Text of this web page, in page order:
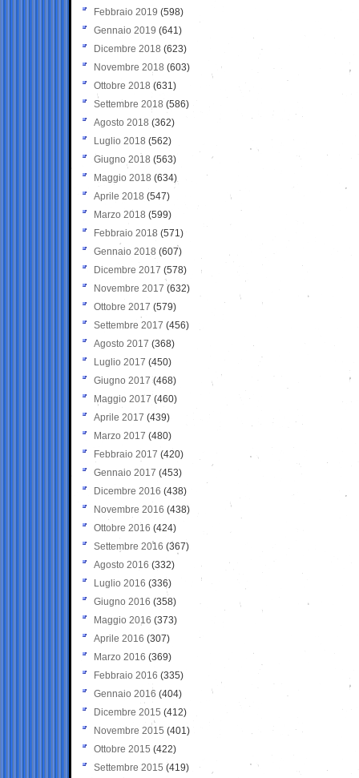
Febbraio 2019 (598)
Gennaio 2019 (641)
Dicembre 2018 (623)
Novembre 2018 (603)
Ottobre 2018 (631)
Settembre 2018 (586)
Agosto 2018 (362)
Luglio 2018 (562)
Giugno 2018 (563)
Maggio 2018 (634)
Aprile 2018 (547)
Marzo 2018 (599)
Febbraio 2018 (571)
Gennaio 2018 (607)
Dicembre 2017 (578)
Novembre 2017 (632)
Ottobre 2017 (579)
Settembre 2017 (456)
Agosto 2017 (368)
Luglio 2017 (450)
Giugno 2017 (468)
Maggio 2017 (460)
Aprile 2017 (439)
Marzo 2017 (480)
Febbraio 2017 (420)
Gennaio 2017 (453)
Dicembre 2016 (438)
Novembre 2016 (438)
Ottobre 2016 (424)
Settembre 2016 (367)
Agosto 2016 (332)
Luglio 2016 (336)
Giugno 2016 (358)
Maggio 2016 (373)
Aprile 2016 (307)
Marzo 2016 (369)
Febbraio 2016 (335)
Gennaio 2016 (404)
Dicembre 2015 (412)
Novembre 2015 (401)
Ottobre 2015 (422)
Settembre 2015 (419)